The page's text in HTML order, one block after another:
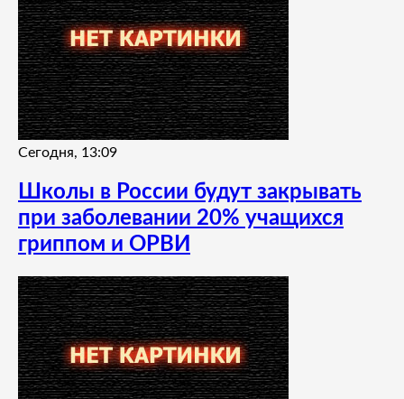
Сегодня, 13:09
Школы в России будут закрывать
при заболевании 20% учащихся
гриппом и ОРВИ